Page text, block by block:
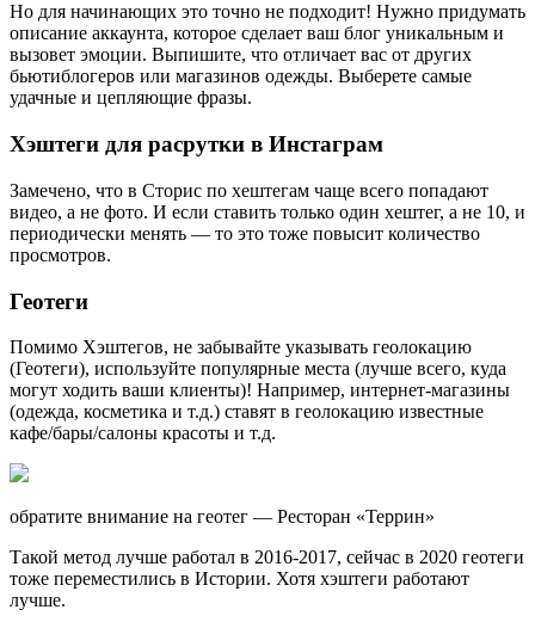
Но для начинающих это точно не подходит! Нужно придумать
описание аккаунта, которое сделает ваш блог уникальным и
вызовет эмоции. Выпишите, что отличает вас от других
бьютиблогеров или магазинов одежды. Выберете самые
удачные и цепляющие фразы.
Хэштеги для расрутки в Инстаграм
Замечено, что в Сторис по хештегам чаще всего попадают
видео, а не фото. И если ставить только один хештег, а не 10, и
периодически менять — то это тоже повысит количество
просмотров.
Геотеги
Помимо Хэштегов, не забывайте указывать геолокацию
(Геотеги), используйте популярные места (лучше всего, куда
могут ходить ваши клиенты)! Например, интернет-магазины
(одежда, косметика и т.д.) ставят в геолокацию известные
кафе/бары/салоны красоты и т.д.
обратите внимание на геотег — Ресторан «Террин»
Такой метод лучше работал в 2016-2017, сейчас в 2020 геотеги
тоже переместились в Истории. Хотя хэштеги работают
лучше.